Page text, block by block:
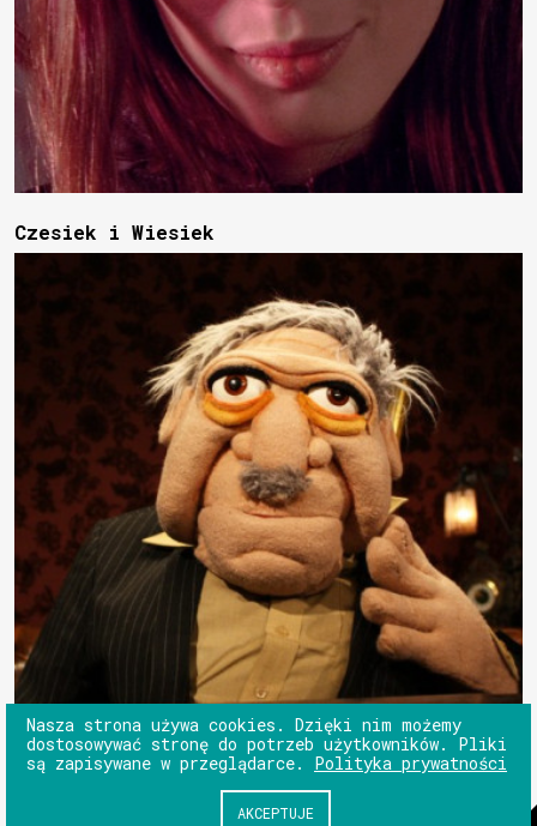
Czesiek i Wiesiek
Nasza strona używa cookies. Dzięki nim możemy
dostosowywać stronę do potrzeb użytkowników. Pliki
są zapisywane w przeglądarce. Polityka prywatności
AKCEPTUJE